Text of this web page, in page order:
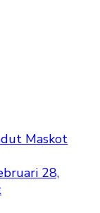
Maskot
28,